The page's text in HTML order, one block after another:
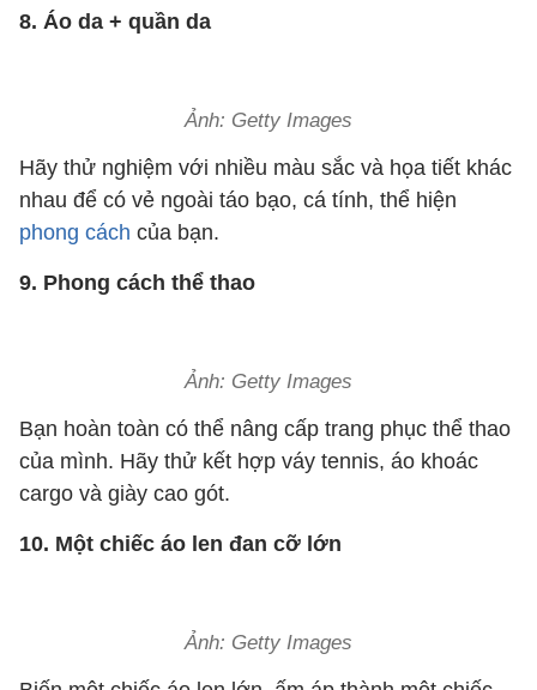
8. Áo da + quần da
Ảnh: Getty Images
Hãy thử nghiệm với nhiều màu sắc và họa tiết khác
nhau để có vẻ ngoài táo bạo, cá tính, thể hiện
phong cách của bạn.
9. Phong cách thể thao
Ảnh: Getty Images
Bạn hoàn toàn có thể nâng cấp trang phục thể thao
của mình. Hãy thử kết hợp váy tennis, áo khoác
cargo và giày cao gót.
10. Một chiếc áo len đan cỡ lớn
Ảnh: Getty Images